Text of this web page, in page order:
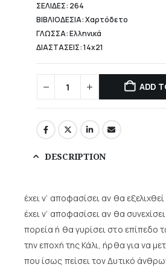
ΣΕΛΙΔΕΣ: 264
ΒΙΒΛΙΟΔΕΣΙΑ: Χαρτόδετο
ΓΛΩΣΣΑ: Ελληνικά
ΔΙΑΣΤΑΣΕΙΣ: 14x21
ADD
DESCRIPTION
έχει ν’ αποφασίσει αν θα
έχει ν’ αποφασίσει αν θα
πορεία ή θα γυρίσει στο επίπεδο
την εποχή της Κάλι, ήρθα για να
που ίσως πείσει τον Δυτικό